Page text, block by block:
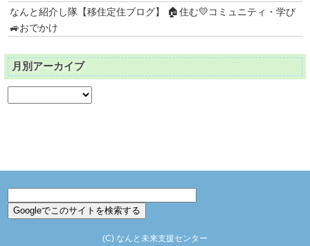
なんと紹介し隊【移住定住ブログ】 🏠住む💛コミュニティ・学び
🚙おでかけ
月別アーカイブ
(C) なんと未来支援センター